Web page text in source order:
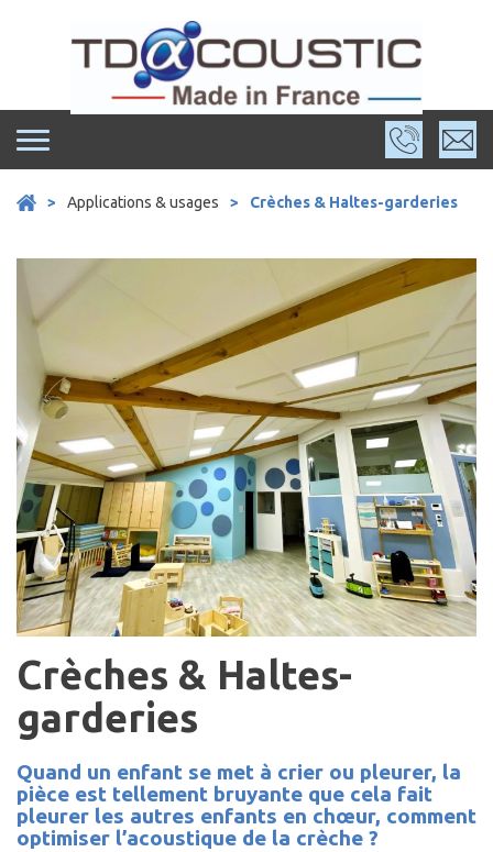
> Applications & usages > Crèches & Haltes-garderies
Crèches & Haltes-
garderies
Quand un enfant se met à crier ou pleurer, la
pièce est tellement bruyante que cela fait
pleurer les autres enfants en chœur, comment
optimiser l’acoustique de la crèche ?